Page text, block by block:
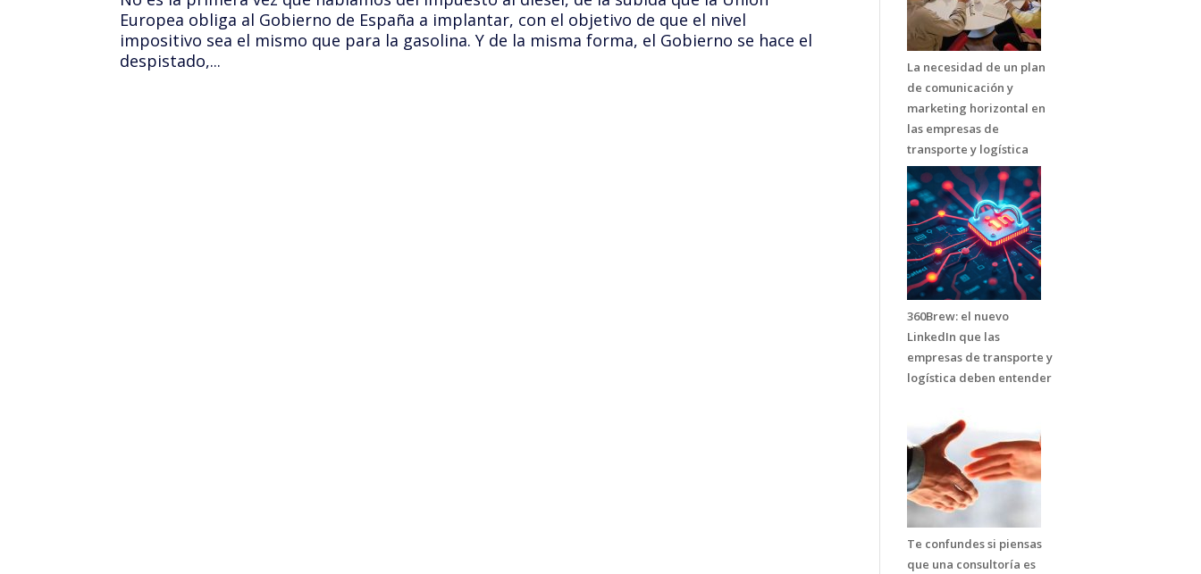
Europea obliga al Gobierno de España a implantar, con el objetivo de que el nivel
impositivo sea el mismo que para la gasolina. Y de la misma forma, el Gobierno se hace el
despistado,...
La necesidad de un plan
de comunicación y
marketing horizontal en
las empresas de
transporte y logística
360Brew: el nuevo
LinkedIn que las
empresas de transporte y
logística deben entender
Te confundes si piensas
que una consultoría es